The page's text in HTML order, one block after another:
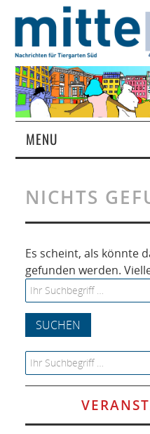
MENU
MAGAZIN
ÜBER UNS
RUBRIKEN
NETZWERK
SPONSORING
KONTAKT
NICHTS
Es scheint, als könnte
gefunden werden.
Search for:
Search for: